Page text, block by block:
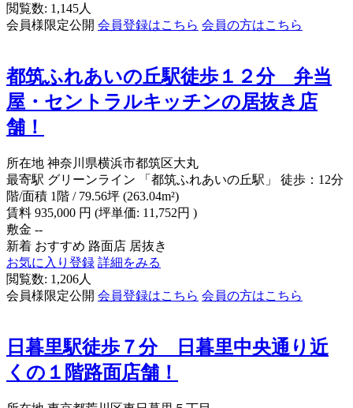
閲覧数: 1,145人
会員様限定公開 会員登録はこちら 会員の方はこちら
都筑ふれあいの丘駅徒歩１２分 弁当
屋・セントラルキッチンの居抜き店
舗！
所在地 神奈川県横浜市都筑区大丸
最寄駅 グリーンライン 「都筑ふれあいの丘駅」 徒歩：12分
階/面積 1階 / 79.56坪 (263.04m²)
賃料 935,000 円 (坪単価: 11,752円 )
敷金 --
新着 おすすめ 路面店 居抜き
お気に入り登録 詳細をみる
閲覧数: 1,206人
会員様限定公開 会員登録はこちら 会員の方はこちら
日暮里駅徒歩７分 日暮里中央通り近
くの１階路面店舗！